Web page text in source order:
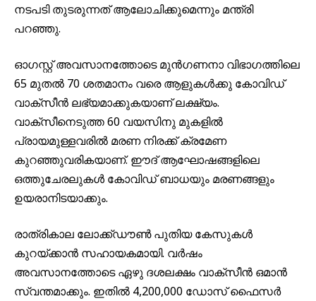
നടപടി തുടരുന്നത് ആലോചിക്കുമെന്നും മന്ത്രി
പറഞ്ഞു.
ഓഗസ്റ്റ് അവസാനത്തോടെ മുന്‍ഗണനാ വിഭാഗത്തിലെ
65 മുതല്‍ 70 ശതമാനം വരെ ആളുകള്‍ക്കു കോവിഡ്
വാക്സീന്‍ ലഭ്യമാക്കുകയാണ് ലക്ഷ്യം.
വാക്സീനെടുത്ത 60 വയസിനു മുകളില്‍
പ്രായമുള്ളവരില്‍ മരണ നിരക്ക് ക്രമേണ
കുറഞ്ഞുവരികയാണ്. ഈദ് ആഘോഷങ്ങളിലെ
ഒത്തുചേരലുകള്‍ കോവിഡ് ബാധയും മരണങ്ങളും
ഉയരാനിടയാക്കും.
രാത്രികാല ലോക്ക്ഡൗണ്‍ പുതിയ കേസുകള്‍
കുറയ്ക്കാന്‍ സഹായകമായി. വര്‍ഷം
അവസാനത്തോടെ ഏഴു ദശലക്ഷം വാക്സീന്‍ ഒമാന്‍
സ്വന്തമാക്കും. ഇതില്‍ 4,200,000 ഡോസ് ഫൈസര്‍